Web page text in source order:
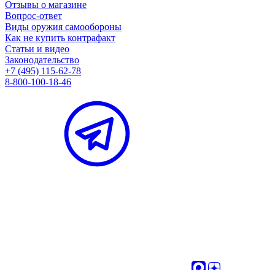
Отзывы о магазине
Вопрос-ответ
Виды оружия самообороны
Как не купить контрафакт
Статьи и видео
Законодательство
+7 (495) 115-62-78
8-800-100-18-46